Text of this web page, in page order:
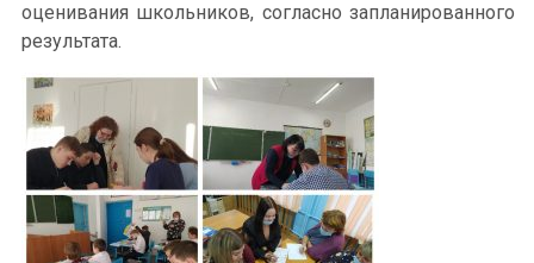
оценивания школьников, согласно запланированного
результата.